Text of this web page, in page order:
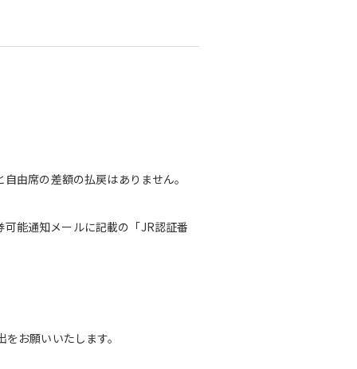
由席の差額の払戻はありません。
能通知メールに記載の「JR認証番
お願いいたします。